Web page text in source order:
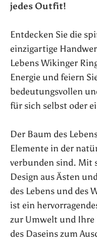
jedes Outfit!
Entdecken Sie die
einzigartige
Lebens Wikinger
Energie und feiern
bedeutungsvollen
für sich selbst oder
Der Baum des
Elemente in der
verbunden sind. Mit
Design aus Ästen
des Lebens und des
ist ein
zur Umwelt und
des Daseins zum